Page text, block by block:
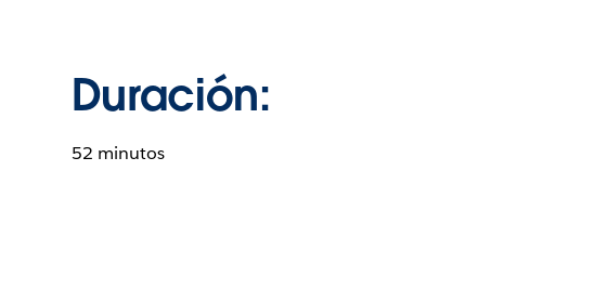
Duración:
52 minutos